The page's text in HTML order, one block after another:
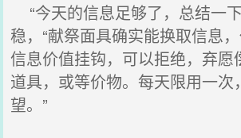
“今天的信息足够了，总结一
稳，“献祭面具确实能换取信息
信息价值挂钩，可以拒绝，弃愿
道具，或等价物。每天限用一次
望。”